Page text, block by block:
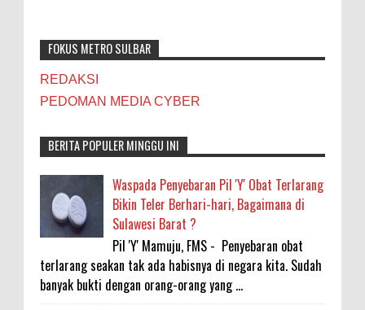
FOKUS METRO SULBAR
REDAKSI
PEDOMAN MEDIA CYBER
BERITA POPULER MINGGU INI
Waspada Penyebaran Pil 'Y' Obat Terlarang
Bikin Teler Berhari-hari, Bagaimana di
Sulawesi Barat ?
Pil 'Y' Mamuju, FMS - Penyebaran obat
terlarang seakan tak ada habisnya di negara kita. Sudah
banyak bukti dengan orang-orang yang ...